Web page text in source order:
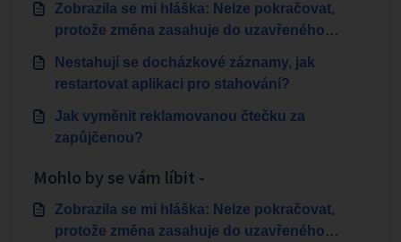
Zobrazila se mi hláška: Nelze pokračovat,
protože změna zasahuje do uzavřeného
Nestahují se docházkové záznamy, jak
restartovat aplikaci pro stahování?
Jak vyměnit reklamovanou čtečku za
zapůjčenou?
Mohlo by se vám líbit -
Zobrazila se mi hláška: Nelze pokračovat,
protože změna zasahuje do uzavřeného